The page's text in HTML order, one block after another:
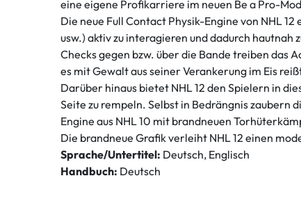
eine eigene Profikarriere im neuen Be a Pro-
Die neue Full Contact Physik-Engine von NHL
usw.) aktiv zu interagieren und dadurch
Checks gegen bzw. über die Bande treiben das
es mit Gewalt aus seiner Verankerung im Eis
Darüber hinaus bietet NHL 12 den Spielern in
Seite zu rempeln. Selbst in Bedrängnis zaubern
Engine aus NHL 10 mit brandneuen
Die brandneue Grafik verleiht NHL 12 einen
Sprache/Untertitel: Deutsch, Englisch
Handbuch: Deutsch